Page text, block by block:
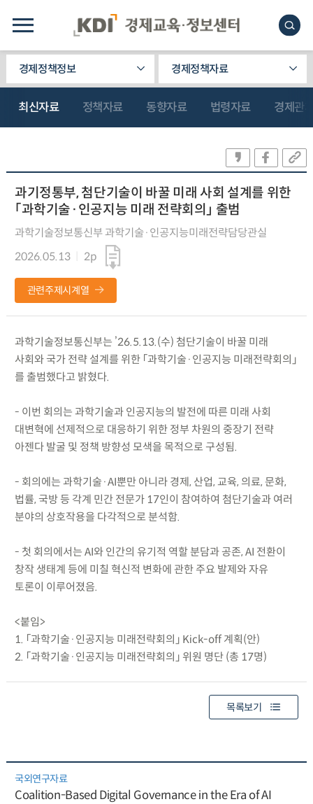
경제정책정보 경제정책자료
최신자료 정책자료 동향자료 법령자료 경제관
과기정통부, 첨단기술이 바꿀 미래 사회 설계를 위한
「과학기술·인공지능 미래 전략회의」 출범
과학기술정보통신부 과학기술·인공지능미래전략담당관실
2026.05.13
2p
관련주제시계열
과학기술정보통신부는 ’26.5.13.(수) 첨단기술이 바꿀 미래
사회와 국가 전략 설계를 위한 「과학기술·인공지능 미래전략회의」
를 출범했다고 밝혔다.
- 이번 회의는 과학기술과 인공지능의 발전에 따른 미래 사회
대변혁에 선제적으로 대응하기 위한 정부 차원의 중장기 전략
아젠다 발굴 및 정책 방향성 모색을 목적으로 구성됨.
- 회의에는 과학기술·AI뿐만 아니라 경제, 산업, 교육, 의료, 문화,
법률, 국방 등 각계 민간 전문가 17인이 참여하여 첨단기술과 여러
분야의 상호작용을 다각적으로 분석함.
- 첫 회의에서는 AI와 인간의 유기적 역할 분담과 공존, AI 전환이
창작 생태계 등에 미칠 혁신적 변화에 관한 주요 발제와 자유
토론이 이루어졌음.
<붙임>
1. 「과학기술·인공지능 미래전략회의」 Kick-off 계획(안)
2. 「과학기술·인공지능 미래전략회의」 위원 명단 (총 17명)
목록보기
국외연구자료
Coalition-Based Digital Governance in the Era of AI